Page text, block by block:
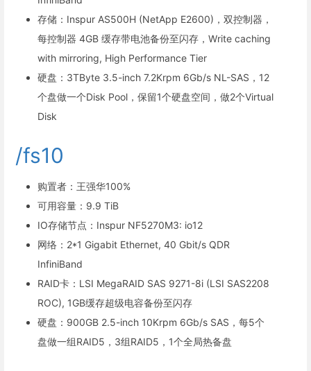
存储：Inspur AS500H (NetApp E2600)，双控制器，
每控制器 4GB 缓存带电池备份至闪存，Write caching
with mirroring, High Performance Tier
硬盘：3TByte 3.5-inch 7.2Krpm 6Gb/s NL-SAS，12
个盘做一个Disk Pool，保留1个硬盘空间，做2个Virtual
Disk
/fs10
购置者：王强华100%
可用容量：9.9 TiB
IO存储节点：Inspur NF5270M3: io12
网络：2*1 Gigabit Ethernet, 40 Gbit/s QDR
InfiniBand
RAID卡：LSI MegaRAID SAS 9271-8i (LSI SAS2208
ROC), 1GB缓存超级电容备份至闪存
硬盘：900GB 2.5-inch 10Krpm 6Gb/s SAS，每5个
盘做一组RAID5，3组RAID5，1个全局热备盘